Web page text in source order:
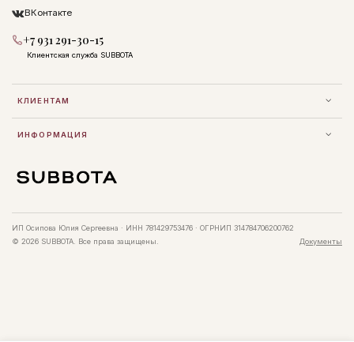
КЛИЕНТАМ
ИНФОРМАЦИЯ
ВКонтакте
+7 931 291-30-15
Клиентская служба SUBBOTA
ИП Осипова Юлия Сергеевна · ИНН 781429753476 · ОГРНИП 314784706200762
© 2026 SUBBOTA. Все права защищены.
Документы